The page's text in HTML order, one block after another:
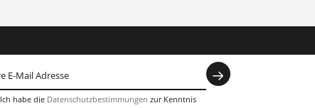
Ich habe die Datenschutzbestimmungen zur Kenntnis